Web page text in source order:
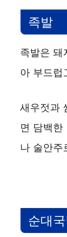
족발
족발은 돼
아 부드럽
새우젓과
면 담백한
나 술안주
순대